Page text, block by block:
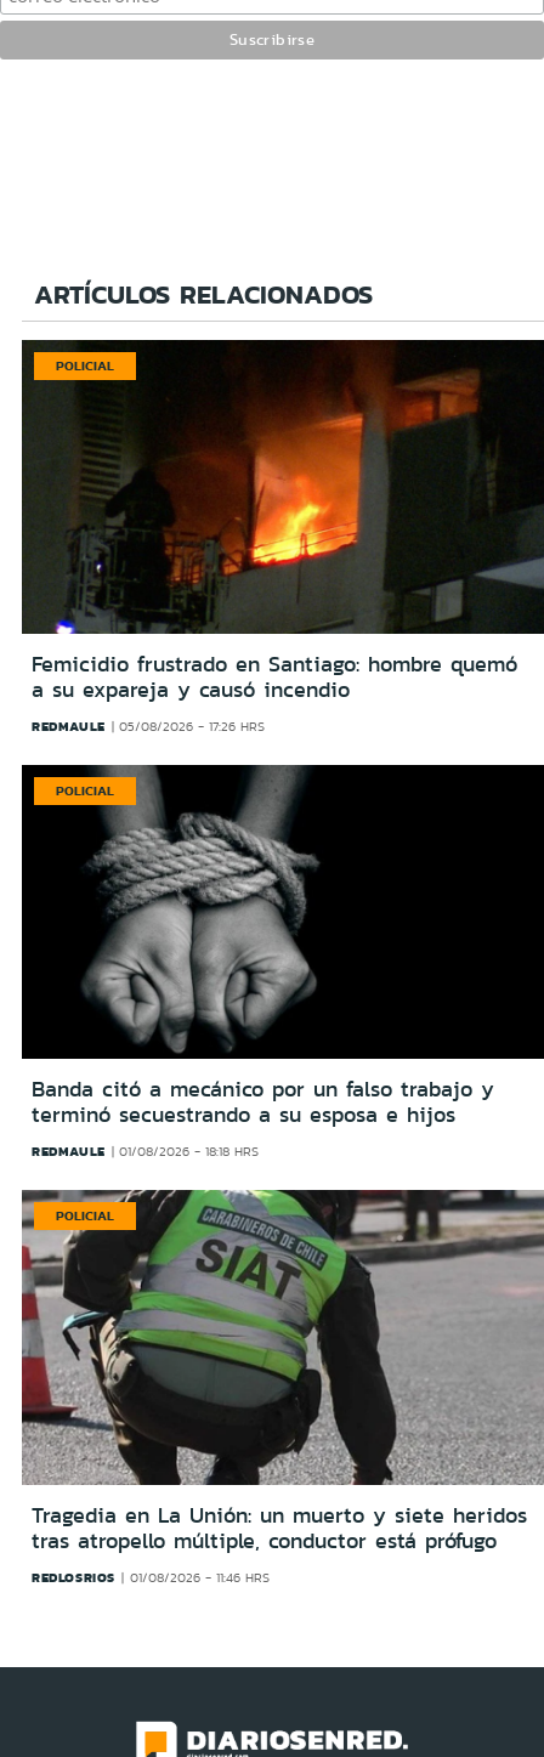
ARTÍCULOS RELACIONADOS
POLICIAL
Femicidio frustrado en Santiago: hombre quemó
a su expareja y causó incendio
REDMAULE 05/08/2026 - 17:26 HRS
POLICIAL
Banda citó a mecánico por un falso trabajo y
terminó secuestrando a su esposa e hijos
REDMAULE 01/08/2026 - 18:18 HRS
POLICIAL
Tragedia en La Unión: un muerto y siete heridos
tras atropello múltiple, conductor está prófugo
REDLOSRIOS 01/08/2026 - 11:46 HRS